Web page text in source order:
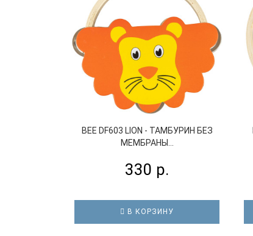
BEE DF603 LION - ТАМБУРИН БЕЗ
МЕМБРАНЫ...
330 р.
В КОРЗИНУ